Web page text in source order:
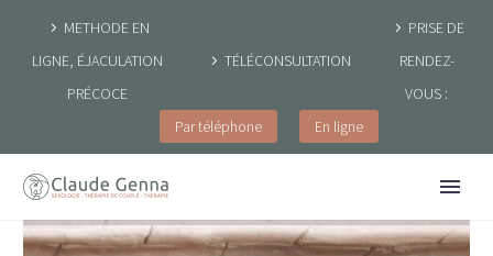
METHODE EN
LIGNE, ÉJACULATION
PRÉCOCE
TÉLÉCONSULTATION
PRISE DE
RENDEZ-
VOUS :
Par téléphone
En ligne